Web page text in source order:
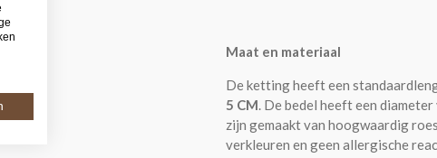
Maat en materiaal
De ketting heeft een
5 CM. De bedel heeft een
zijn gemaakt van hoogwaardig
verkleuren en geen allergische